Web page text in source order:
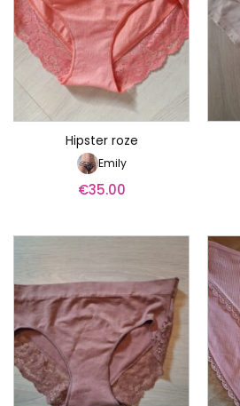
Hipster roze
Emily
€35.00